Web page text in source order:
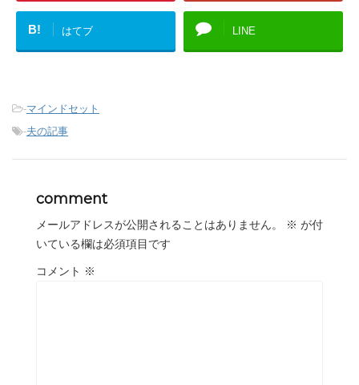
B! はてブ LINE
-マインドセット
-夫の記事
comment
メールアドレスが公開されることはありません。 ※ が付
いている欄は必須項目です
コメント ※